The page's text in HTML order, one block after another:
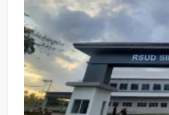
i
o
n